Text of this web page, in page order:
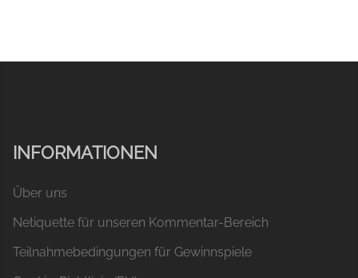
INFORMATIONEN
Über uns
Netiquette für unseren Kommentar-Bereich
Teilnahmebedingungen für Gewinnspiele